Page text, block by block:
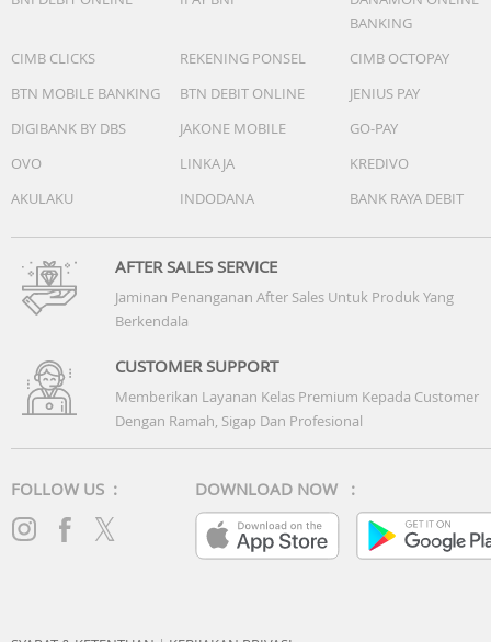
BANKING
CIMB CLICKS
REKENING PONSEL
CIMB OCTOPAY
BTN MOBILE BANKING
BTN DEBIT ONLINE
JENIUS PAY
DIGIBANK BY DBS
JAKONE MOBILE
GO-PAY
OVO
LINKAJA
KREDIVO
AKULAKU
INDODANA BANK RAYA DEBIT
AFTER SALES SERVICE
Jaminan Penanganan After Sales Untuk Produk Yang
Berkendala
CUSTOMER SUPPORT
Memberikan Layanan Kelas Premium Kepada Customer
Dengan Ramah, Sigap Dan Profesional
FOLLOW US : DOWNLOAD NOW :